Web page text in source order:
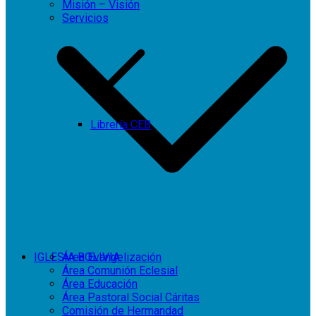
Misión – Visión
Servicios
Librería CEB
Área Evangelización
Área Comunión Eclesial
Área Educación
Área Pastoral Social Cáritas
Comisión de Hermandad
IGLESIA BOLIVIA